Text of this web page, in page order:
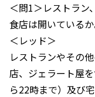
＜問1＞レストラン
食店は開いている
＜レッド＞
レストランやその
店、ジェラート屋
ら22時まで）及び